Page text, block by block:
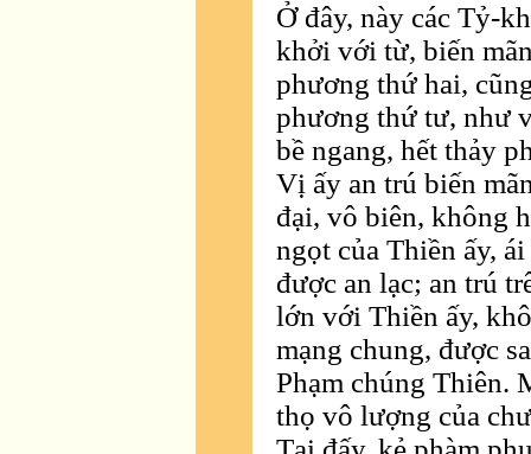
Ở đây, này các Tỷ-
khởi với từ, biến
phương thứ hai,
phương thứ tư, như
bề ngang, hết thảy
Vị ấy an trú biến
đại, vô biên, không
ngọt của Thiền ấy,
được an lạc; an trú
lớn với Thiền ấy,
mạng chung, được
Phạm chúng Thiên.
thọ vô lượng của